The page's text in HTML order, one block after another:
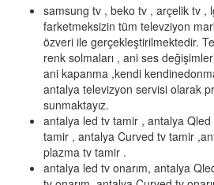
samsung tv , beko tv , arçelik tv ,
farketmeksizin tüm televziyon
özveri ile gerçekleştirilmektedir.
renk solmaları , ani ses
ani kapanma ,kendi
antalya televizyon servisi olarak
sunmaktayız.
antalya led tv tamir , antalya
tamir , antalya Curved tv tamir
plazma tv tamir .
antalya led tv onarım, antalya